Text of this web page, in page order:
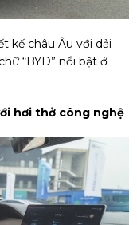
kế châu Âu với dải
“BYD” nổi bật ở
hơi thở công nghệ